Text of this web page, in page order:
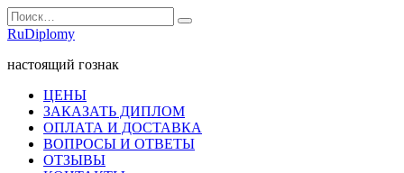
Перейти
к
содержанию
Search
for:
RuDiplomy
настоящий гознак
ЦЕНЫ
ЗАКАЗАТЬ ДИПЛОМ
ОПЛАТА И ДОСТАВКА
ВОПРОСЫ И ОТВЕТЫ
ОТЗЫВЫ